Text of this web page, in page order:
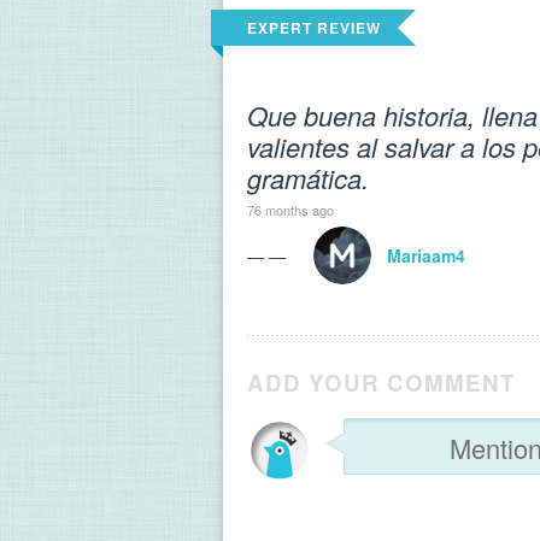
EXPERT REVIEW
Que buena historia,
valientes al salvar a los
gramática.
76 months ago
— — Mariaam4
ADD YOUR COMMENT